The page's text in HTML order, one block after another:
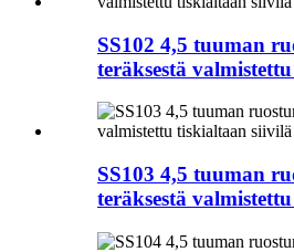
SS102 4,5 tuuman
teräksestä
SS103 4,5 tuuman
teräksestä